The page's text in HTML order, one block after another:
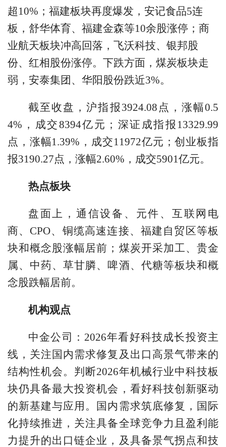
超10%；福建板块再度爆发，安记食品5连
板，舒华体育、福建金森等10余股涨停；商
业航天板块冲高回落，飞沃科技、银邦股
份、红相股份涨停。下跌方面，煤炭板块走
弱，安泰集团、华阳股份跌近3%。
截至收盘，沪指报3924.08点，涨幅0.5
4%，成交8394亿元；深证成指报13329.99
点，涨幅1.39%，成交11972亿元；创业板指
报3190.27点，涨幅2.60%，成交5901亿元。
热点板块
盘面上，通信设备、元件、互联网电
商、CPO、铜缆高速连接、福建自贸区等板
块和概念股涨幅居前；煤炭开采加工、贵金
属、中药、草甘膦、啤酒、代糖等板块和概
念股跌幅居前。
机构观点
中金公司
：2026年看好科技成长投资主
线，关注国内需求修复及出口高景气带来的
结构性机会。判断2026年机械行业中科技板
块仍具备最大投资机会，看好科技创新驱动
的新基建与应用。国内需求筑底修复，国际
化持续推进，关注具备全球竞争力且盈利能
力提升的出口链企业，及具备景气拐点和技